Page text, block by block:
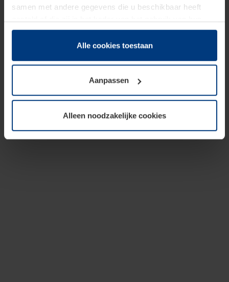
samen met andere gegevens die u beschikbaar heeft
dienstverlening hebben verzameld.
Juridisch zijn wij gerechtigd om cookies op uw computer
onze pagina's absoluut noodzakelijk is. Voor alle andere
soorten cookies is uw toestemming vereist. Uw
toestemming kunt u op elk moment bij de uitleg van de
wijzigen of herroepen.
Alle cookies toestaan
Aanpassen
Alleen noodzakelijke cookies